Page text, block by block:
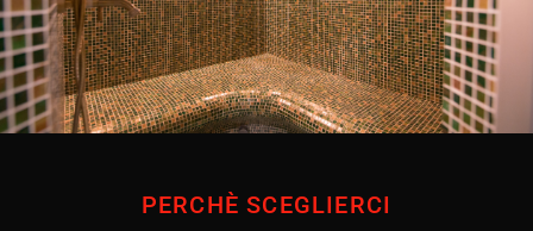
PERCHÈ SCEGLIERCI